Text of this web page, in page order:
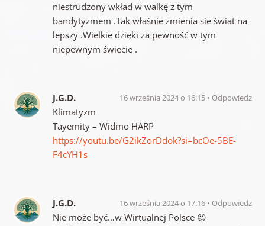
niestrudzony wkład w walkę z tym
bandytyzmem .Tak właśnie zmienia sie świat na
lepszy .Wielkie dzięki za pewność w tym
niepewnym świecie .
J.G.D. 16 września 2024 o 16:15 Odpowiedz
Klimatyzm
Tayemity – Widmo HARP
https://youtu.be/G2ikZorDdok?si=bcOe-5BE-
F4cYH1s
J.G.D. 16 września 2024 o 17:16 Odpowiedz
Nie może być…w Wirtualnej Polsce 😉